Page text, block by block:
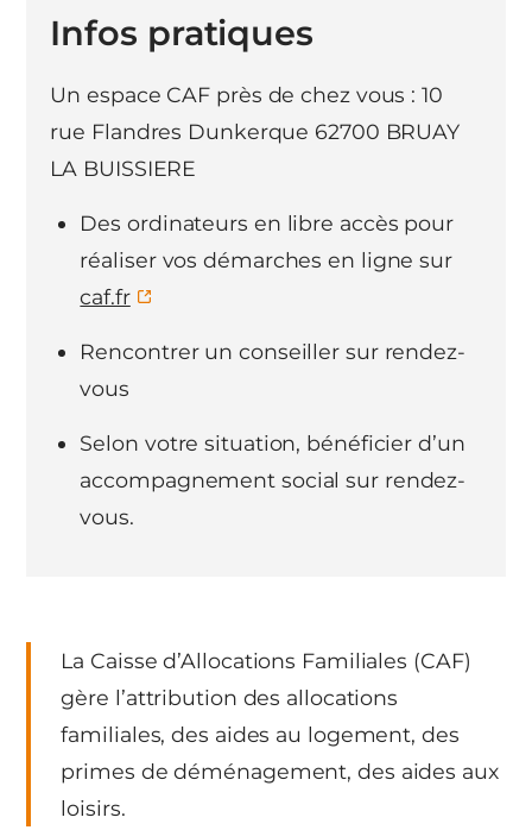
La Caisse d’Allocations Familiales (CAF)
gère l’attribution des allocations
familiales, des aides au logement, des
primes de déménagement, des aides aux
loisirs.
Infos pratiques
Un espace CAF près de chez vous : 10
rue Flandres Dunkerque 62700 BRUAY
LA BUISSIERE
Des ordinateurs en libre accès pour
réaliser vos démarches en ligne sur
caf.fr
Rencontrer un conseiller sur rendez-
vous
Selon votre situation, bénéficier d’un
accompagnement social sur rendez-
vous.